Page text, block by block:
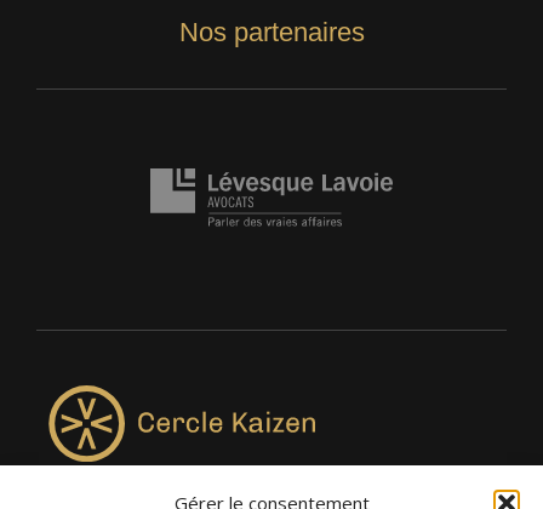
Gérer le consentement
Nos partenaires